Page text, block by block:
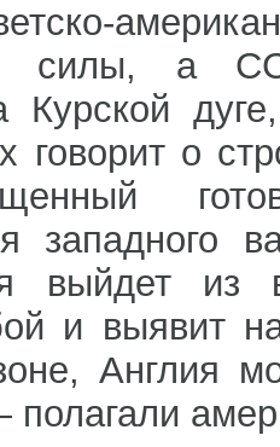
силы, а
говорит о
западного
выйдет из
и выявит
Англия